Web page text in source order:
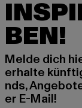
BEN!
Melde dich
erhalte
nds,
er E-Mail!